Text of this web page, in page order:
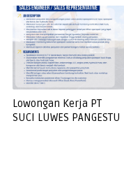
Lowongan Kerja PT
SUCI LUWES PANGESTU